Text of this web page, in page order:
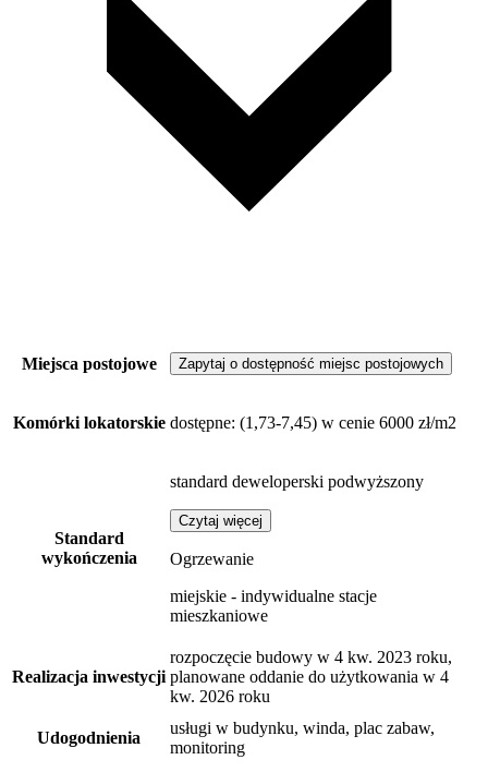
Miejsca postojowe Zapytaj o dostępność miejsc postojowych
Komórki lokatorskie dostępne: (1,73-7,45) w cenie 6000 zł/m2
Standard
wykończenia
standard deweloperski podwyższony
Czytaj więcej
Ogrzewanie
miejskie - indywidualne stacje
mieszkaniowe
Realizacja inwestycji
rozpoczęcie budowy w 4 kw. 2023 roku,
planowane oddanie do użytkowania w 4
kw. 2026 roku
Udogodnienia
usługi w budynku, winda, plac zabaw,
monitoring